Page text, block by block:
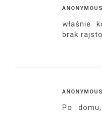
ANONYMOUS
właśnie
brak
ANONYMOUS
Po